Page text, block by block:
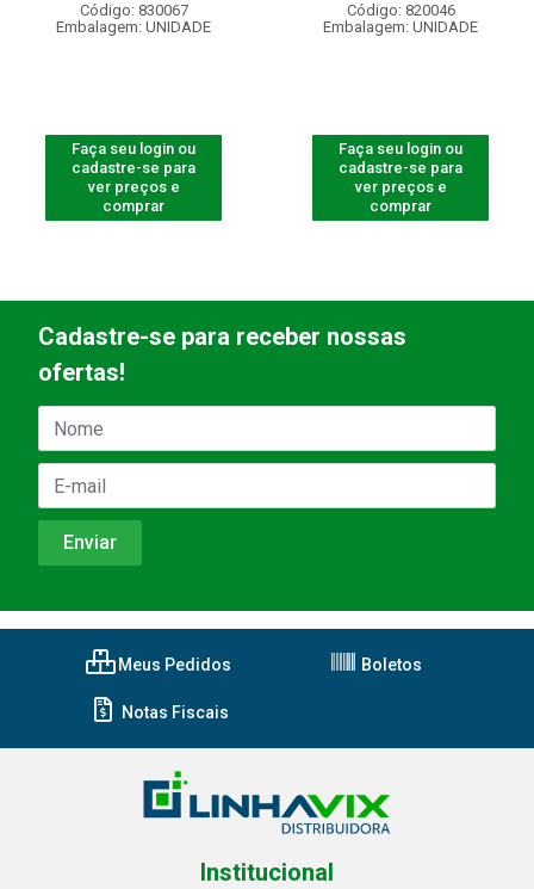
Código: 830067
Embalagem: UNIDADE
Faça seu login ou
cadastre-se para
ver preços e
comprar
Código: 820046
Embalagem: UNIDADE
Faça seu login ou
cadastre-se para
ver preços e
comprar
Cadastre-se para receber nossas
ofertas!
Meus Pedidos Boletos
Notas Fiscais
Institucional